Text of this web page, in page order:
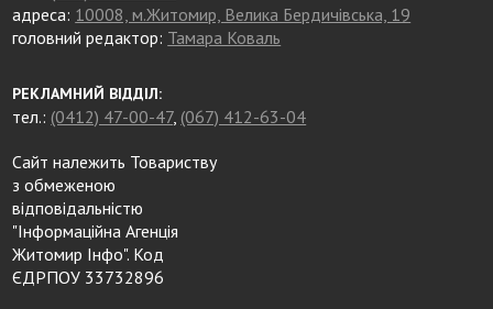
адреса: 10008, м.Житомир, Велика Бердичівська, 19
головний редактор: Тамара Коваль
РЕКЛАМНИЙ ВІДДІЛ:
тел.: (0412) 47-00-47, (067) 412-63-04
Сайт належить Товариству
з обмеженою
відповідальністю
"Інформаційна Агенція
Житомир Інфо". Код
ЄДРПОУ 33732896